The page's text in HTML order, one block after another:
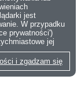
jest
W przypadku
prywatności')
jej
i zgadzam się